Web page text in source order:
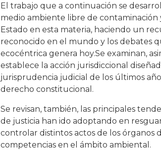
El trabajo que a continuación se
medio ambiente libre de contaminación
Estado en esta materia, haciendo un
reconocido en el mundo y los debates
ecocéntrica genera hoy.Se examinan,
establece la acción jurisdiccional
jurisprudencia judicial de los últimos
derecho constitucional.
Se revisan, también, las principales
de justicia han ido adoptando en
controlar distintos actos de los órganos
competencias en el ámbito ambiental.